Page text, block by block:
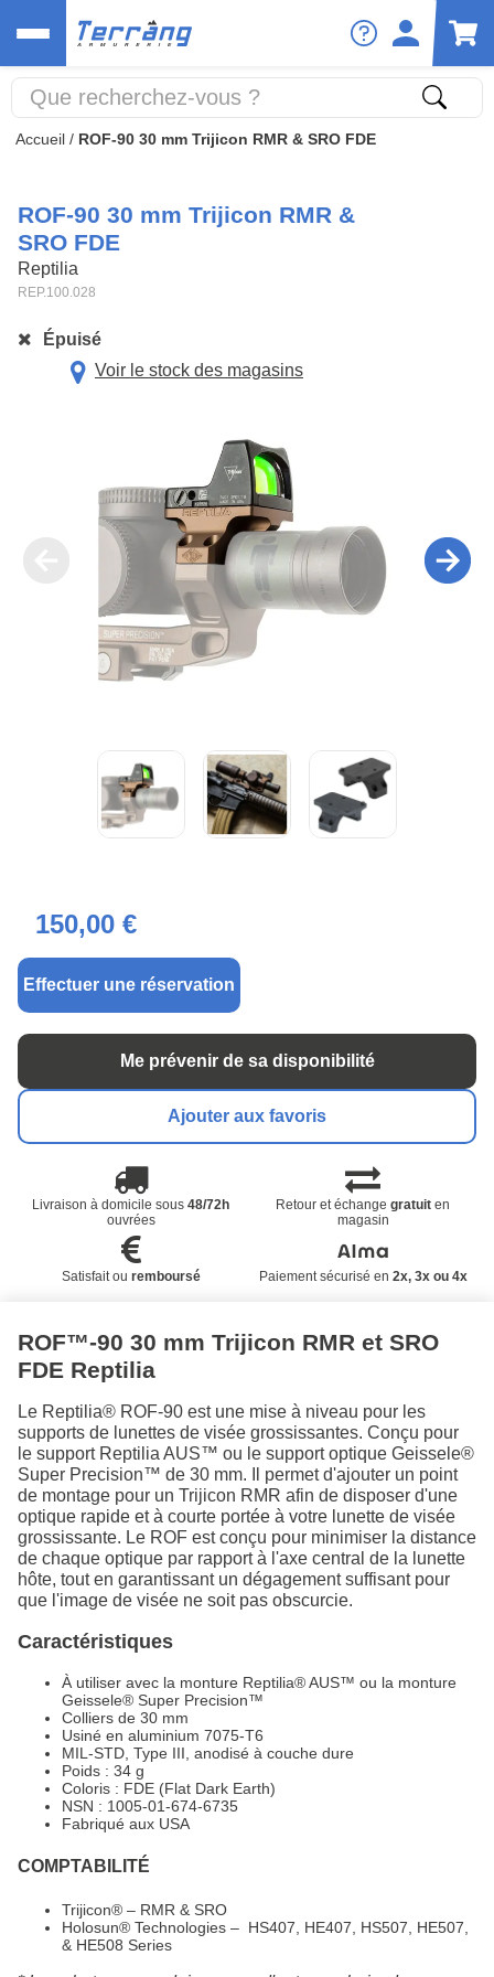
Accueil / ROF-90 30 mm Trijicon RMR & SRO FDE
ROF-90 30 mm Trijicon RMR &
SRO FDE
Reptilia
REP.100.028
Épuisé
Voir le stock des magasins
150,00 €
Effectuer une réservation
Me prévenir de sa disponibilité
Ajouter aux favoris
Livraison à domicile sous48/72h
ouvrées
Retour et échangegratuit en
magasin
Satisfait ou remboursé Paiement sécurisé en 2x, 3x ou 4x
ROF™-90 30 mm Trijicon RMR et SRO
FDE Reptilia
Le Reptilia® ROF-90 est une mise à niveau pour les
supports de lunettes de visée grossissantes. Conçu pour
le support Reptilia AUS™ ou le support optique Geissele®
Super Precision™ de 30 mm. Il permet d'ajouter un point
de montage pour un Trijicon RMR afin de disposer d'une
optique rapide et à courte portée à votre lunette de visée
grossissante. Le ROF est conçu pour minimiser la distance
de chaque optique par rapport à l'axe central de la lunette
hôte, tout en garantissant un dégagement suffisant pour
que l'image de visée ne soit pas obscurcie.
Caractéristiques
À utiliser avec la monture Reptilia® AUS™ ou la monture
Geissele® Super Precision™
Colliers de 30 mm
Usiné en aluminium 7075-T6
MIL-STD, Type III, anodisé à couche dure
Poids : 34 g
Coloris : FDE (Flat Dark Earth)
NSN : 1005-01-674-6735
Fabriqué aux USA
COMPTABILITÉ
Trijicon® – RMR & SRO
Holosun® Technologies – HS407, HE407, HS507, HE507,
& HE508 Series